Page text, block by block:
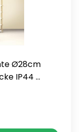
Ø28cm
IP44 ...